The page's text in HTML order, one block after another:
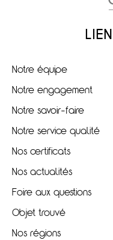
Notre équipe
Notre engagement
Notre savoir-faire
Notre service qualité
Nos certificats
Nos actualités
Foire aux questions
Objet trouvé
Nos régions